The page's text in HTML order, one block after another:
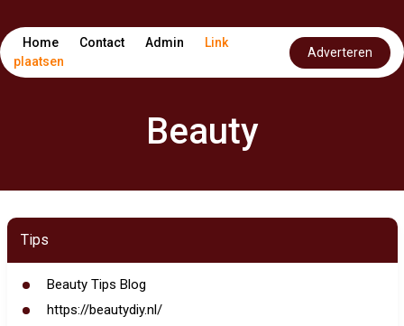
Home Contact Admin
Link
plaatsen
Adverteren
Beauty
Tips
Beauty Tips Blog
https://beautydiy.nl/